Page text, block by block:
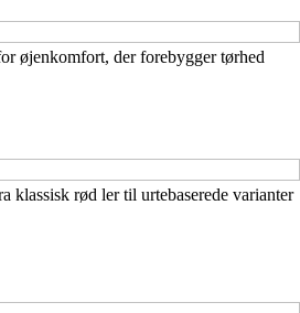
øjenkomfort, der forebygger tørhed
klassisk rød ler til urtebaserede varianter